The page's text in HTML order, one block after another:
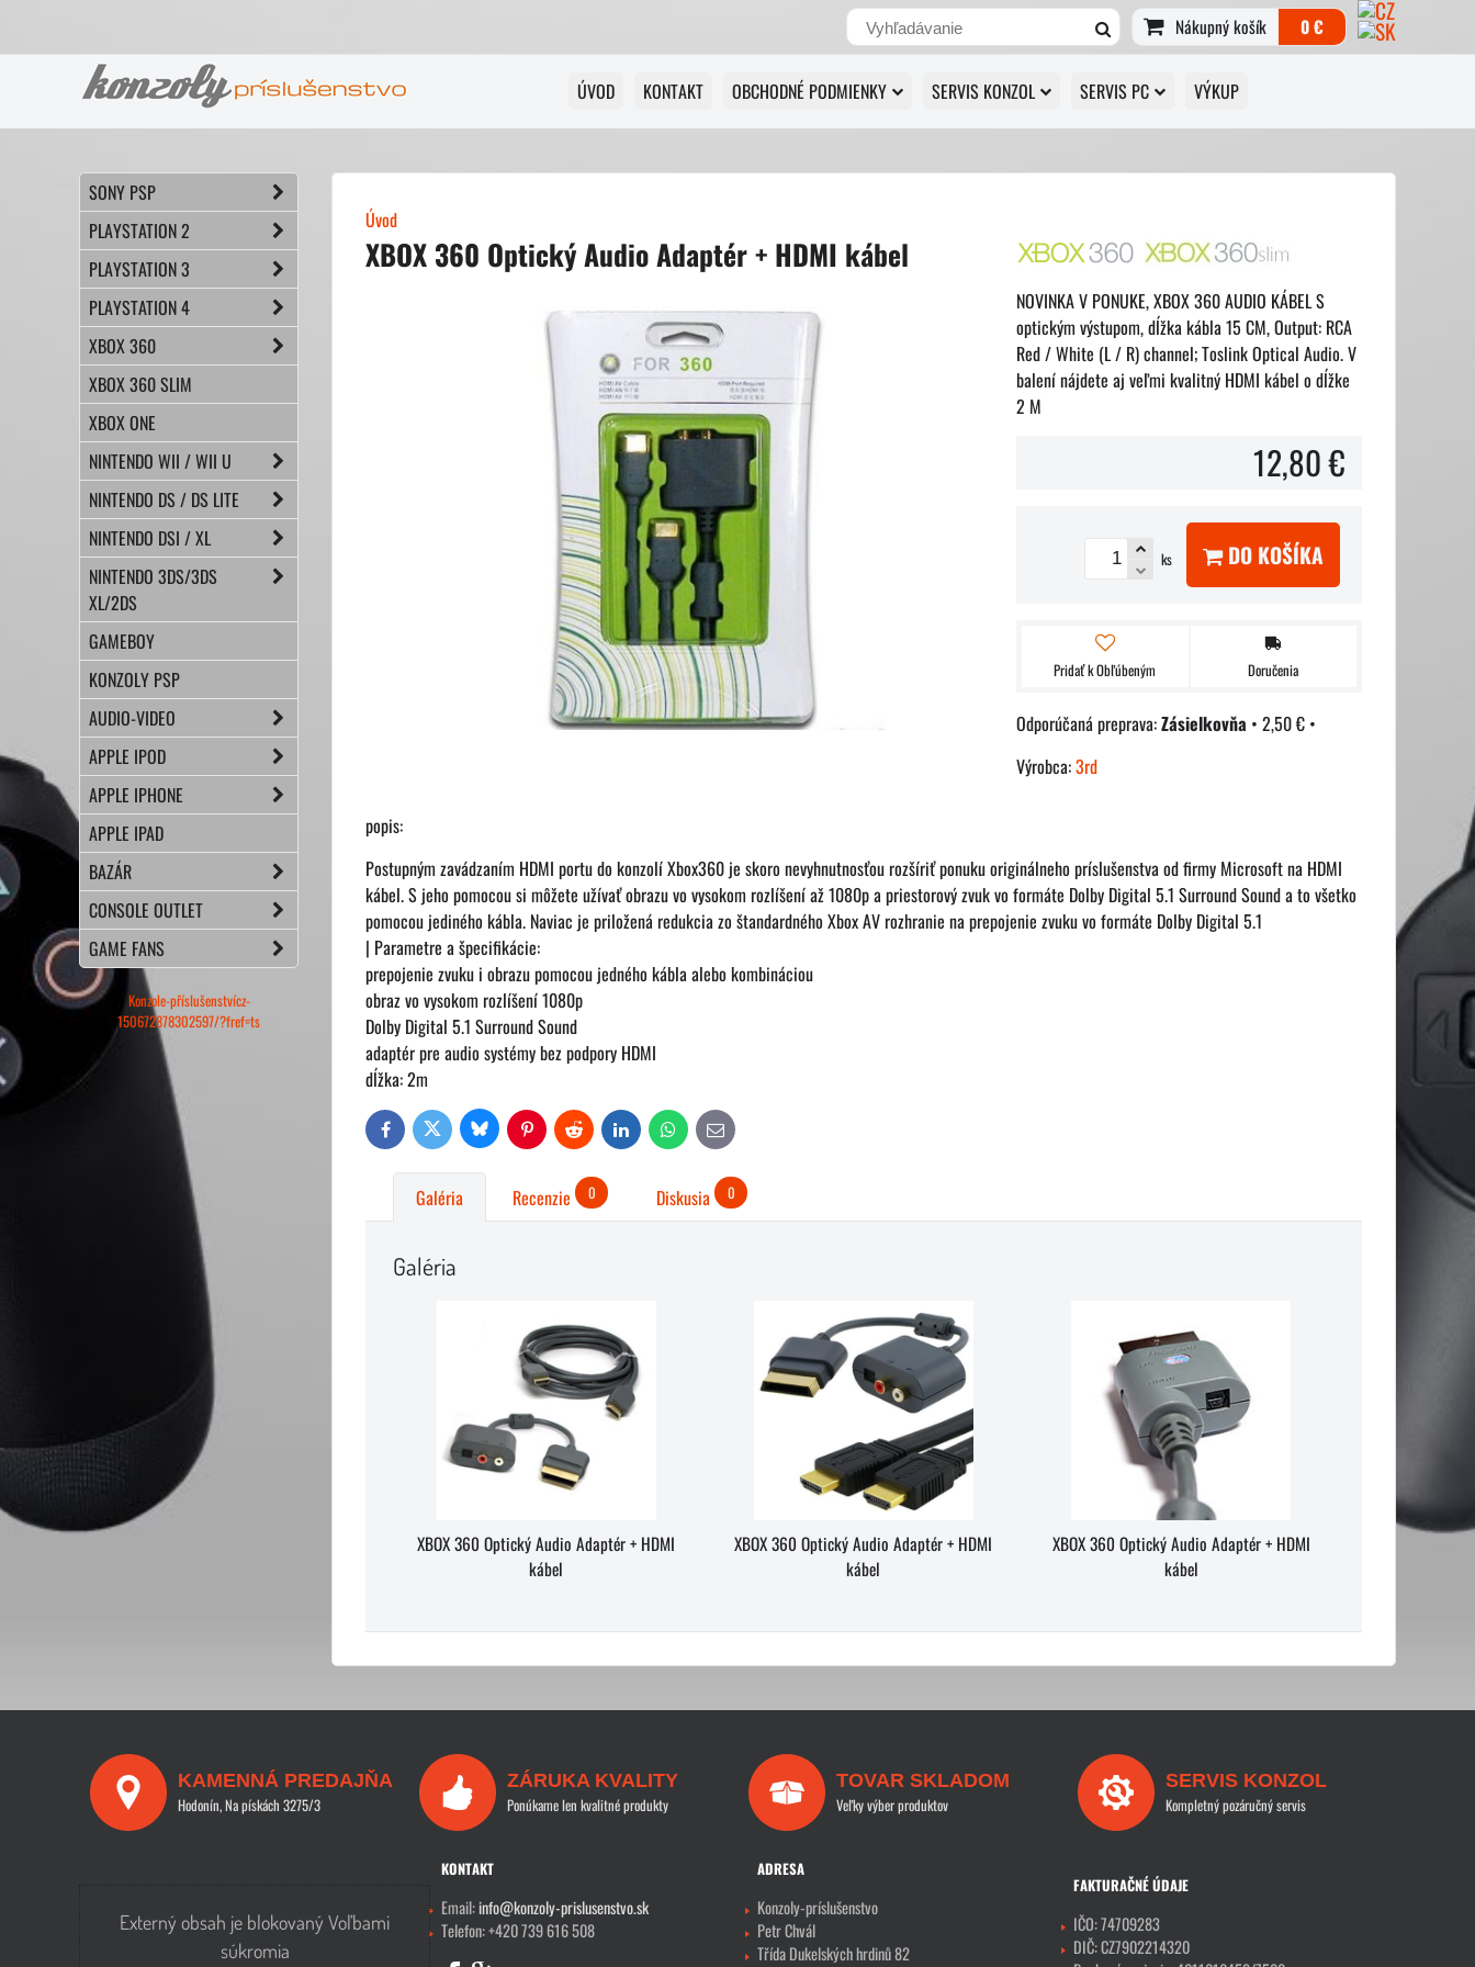
Nákupný košík 0 €
ÚVOD KONTAKT OBCHODNÉ PODMIENKY SERVIS KONZOL SERVIS PC VÝKUP
Úvod
XBOX 360 Optický Audio Adaptér + HDMI kábel
NOVINKA V PONUKE, XBOX 360 AUDIO KÁBEL S
optickým výstupom, dĺžka kábla 15 CM, Output: RCA
Red / White (L / R) channel; Toslink Optical Audio. V
balení nájdete aj veľmi kvalitný HDMI kábel o dĺžke
2 M
12,80 €
ks DO KOŠÍKA
Pridať k Obľúbeným Doručenia
Zásielkovňa • 2,50 € •
Výrobca:3rd
popis:
Postupným zavádzaním HDMI portu do konzolí Xbox360 je skoro nevyhnutnosťou rozšíriť ponuku originálneho príslušenstva od firmy Microsoft na HDMI
kábel. S jeho pomocou si môžete užívať obrazu vo vysokom rozlíšení až 1080p a priestorový zvuk vo formáte Dolby Digital 5.1 Surround Sound a to všetko
pomocou jediného kábla. Naviac je priložená redukcia zo štandardného Xbox AV rozhranie na prepojenie zvuku vo formáte Dolby Digital 5.1
| Parametre a špecifikácie:
prepojenie zvuku i obrazu pomocou jedného kábla alebo kombináciou
obraz vo vysokom rozlíšení 1080p
Dolby Digital 5.1 Surround Sound
adaptér pre audio systémy bez podpory HDMI
dĺžka: 2m
FacebookTwitter Bluesky PinterestReddit LinkedIn WhatsAppE-
mail
Galéria Recenzie 0 Diskusia 0
Galéria
XBOX 360 Optický Audio Adaptér + HDMI
kábel
XBOX 360 Optický Audio Adaptér + HDMI
kábel
XBOX 360 Optický Audio Adaptér + HDMI
kábel
SONY PSP
PLAYSTATION 2
PLAYSTATION 3
PLAYSTATION 4
XBOX 360
XBOX 360 SLIM
XBOX ONE
NINTENDO WII / WII U
NINTENDO DS / DS LITE
NINTENDO DSI / XL
NINTENDO 3DS/3DS
XL/2DS
GAMEBOY
KONZOLY PSP
AUDIO-VIDEO
APPLE IPOD
APPLE IPHONE
APPLE IPAD
BAZÁR
CONSOLE OUTLET
GAME FANS
Konzole-příslušenstvícz-
150672878302597/?fref=ts
KAMENNÁ PREDAJŇA
Hodonín, Na pískách 3275/3
ZÁRUKA KVALITY
Ponúkame len kvalitné produkty
TOVAR SKLADOM
Veľky výber produktov
SERVIS KONZOL
Kompletný pozáručný servis
Externý obsah je blokovaný Voľbami
súkromia
KONTAKT
Email:info@konzoly-prislusenstvo.sk
Telefon: +420 739 616 508
ADRESA
Konzoly-príslušenstvo
Petr Chvál
Třída Dukelských hrdinů 82
FAKTURAČNÉ ÚDAJE
IČO: 74709283
DIČ: CZ7902214320